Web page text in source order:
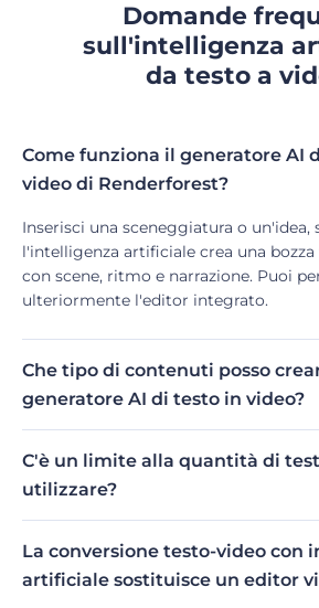
Domande
sull'intelligenza
da testo a
Come funziona il generatore AI
video di Renderforest?
Inserisci una sceneggiatura o un'idea,
l'intelligenza artificiale crea una
con scene, ritmo e narrazione. Puoi
ulteriormente l'editor integrato.
Che tipo di contenuti posso
generatore AI di testo in video?
I casi d'uso tipici includono
social media, moduli didattici, demo
formazione interna.
C'è un limite alla quantità di
utilizzare?
Al momento abbiamo un limite di
generazione di testo in video, che di
La conversione testo-video con
artificiale sostituisce un editor